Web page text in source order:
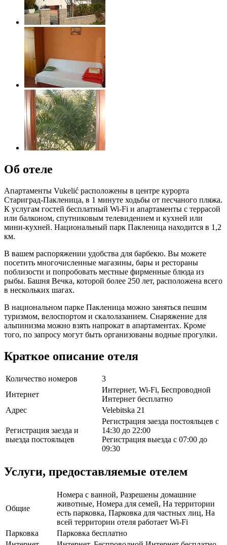
Об отеле
Апартаменты Vukelić расположены в центре курорта
Стариград-Пакленица, в 1 минуте ходьбы от песчаного пляжа.
К услугам гостей бесплатный Wi-Fi и апартаменты с террасой
или балконом, спутниковым телевидением и кухней или
мини-кухней. Национальный парк Пакленица находится в 1,2
км.
В вашем распоряжении удобства для барбекю. Вы можете
посетить многочисленные магазины, бары и рестораны
поблизости и попробовать местные фирменные блюда из
рыбы. Башня Вечка, которой более 250 лет, расположена всего
в нескольких шагах.
В национальном парке Пакленица можно заняться пешим
туризмом, велоспортом и скалолазанием. Снаряжение для
альпинизма можно взять напрокат в апартаментах. Кроме
того, по запросу могут быть организованы водные прогулки.
Краткое описание отеля
Количество номеров
3
Интернет
Интернет, Wi-Fi, Беспроводной
Интернет бесплатно
Адрес
Velebitska 21
Регистрация заезда и
выезда постояльцев
Регистрация заезда постояльцев с
14:30 до 22:00
Регистрация выезда с 07:00 до
09:30
Услуги, предоставляемые отелем
Общие
Номера с ванной, Разрешены домашние
животные, Номера для семей, На территории
есть парковка, Парковка для частных лиц, На
всей территории отеля работает Wi-Fi
Парковка
Парковка бесплатно